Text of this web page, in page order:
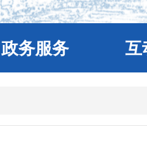
政务服务 互